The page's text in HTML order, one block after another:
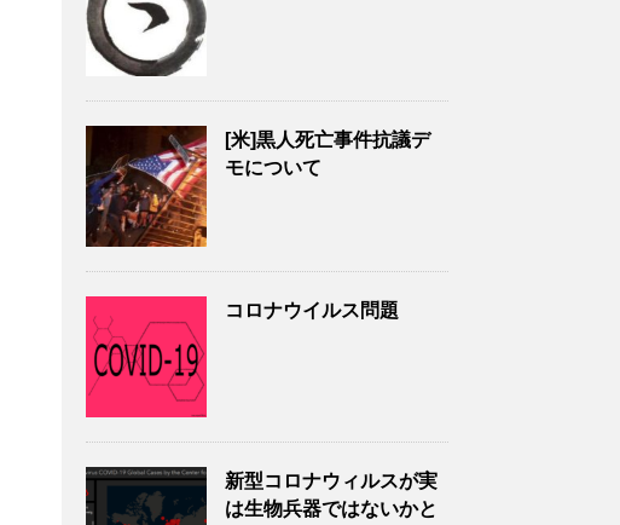
[米]黒人死亡事件抗議デ
モについて
コロナウイルス問題
新型コロナウィルスが実
は生物兵器ではないかと